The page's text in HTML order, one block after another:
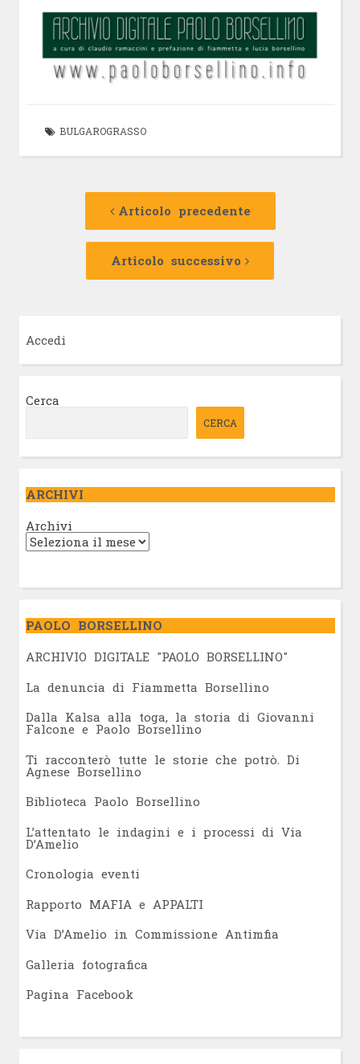
BULGAROGRASSO
Navigazione
Articolo precedente
Articolo
Articolo successivo
Articolo
Accedi
Cerca
CERCA
ARCHIVI
Archivi
PAOLO BORSELLINO
ARCHIVIO DIGITALE "PAOLO BORSELLINO"
La denuncia di Fiammetta Borsellino
Dalla Kalsa alla toga, la storia di Giovanni
Falcone e Paolo Borsellino
Ti racconterò tutte le storie che potrò. Di
Agnese Borsellino
Biblioteca Paolo Borsellino
L’attentato le indagini e i processi di Via
D’Amelio
Cronologia eventi
Rapporto MAFIA e APPALTI
Via D’Amelio in Commissione Antimfia
Galleria fotografica
Pagina Facebook